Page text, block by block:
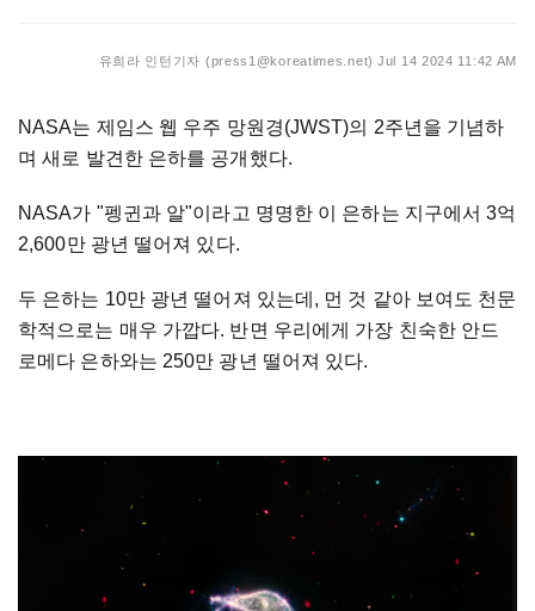
유희라 인턴기자 (press1@koreatimes.net) Jul 14 2024 11:42 AM
NASA는 제임스 웹 우주 망원경(JWST)의 2주년을 기념하
며 새로 발견한 은하를 공개했다.
NASA가 "펭귄과 알"이라고 명명한 이 은하는 지구에서 3억
2,600만 광년 떨어져 있다.
두 은하는 10만 광년 떨어져 있는데, 먼 것 같아 보여도 천문
학적으로는 매우 가깝다. 반면 우리에게 가장 친숙한 안드
로메다 은하와는 250만 광년 떨어져 있다.